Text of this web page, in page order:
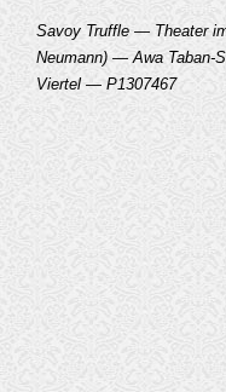
Savoy Truffle — Theater
Neumann) — Awa Taban-
Viertel — P1307467